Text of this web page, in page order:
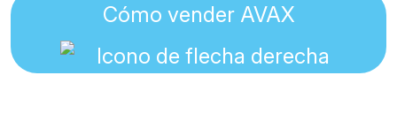
Cómo vender AVAX